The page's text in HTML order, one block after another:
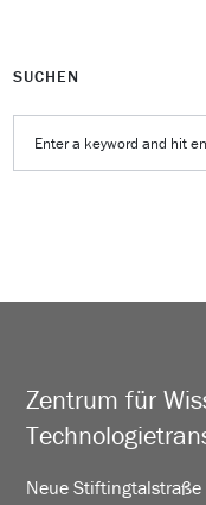
SUCHEN
Zentrum für
Neue